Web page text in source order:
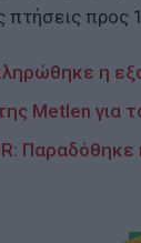
πτήσεις προς
η
Metlen για